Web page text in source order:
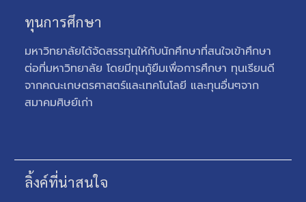
ทุนการศึกษา
มหาวิทยาลัยได้จัดสรรทุนให้กับนักศึกษาที่สนใจเข้าศึกษา
ต่อที่มหาวิทยาลัย โดยมีทุนกู้ยืมเพื่อการศึกษา ทุนเรียนดี
จากคณะเกษตรศาสตร์และเทคโนโลยี และทุนอื่นๆจาก
สมาคมศิษย์เก่า
ลิ้งค์ที่น่าสนใจ